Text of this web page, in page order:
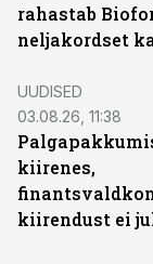
rahastab
neljakordset
UUDISED
03.08.26, 11:38
kiirenes,
kiirendust ei